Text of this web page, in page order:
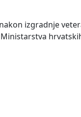
izgradnje